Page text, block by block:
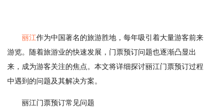
丽江作为中国著名的旅游胜地，每年吸引着大量游客前来
游览。随着旅游业的快速发展，门票预订问题也逐渐凸显出
来，成为游客关注的焦点。本文将详细探讨丽江门票预订过程
中遇到的问题及其解决方案。
丽江门票预订常见问题